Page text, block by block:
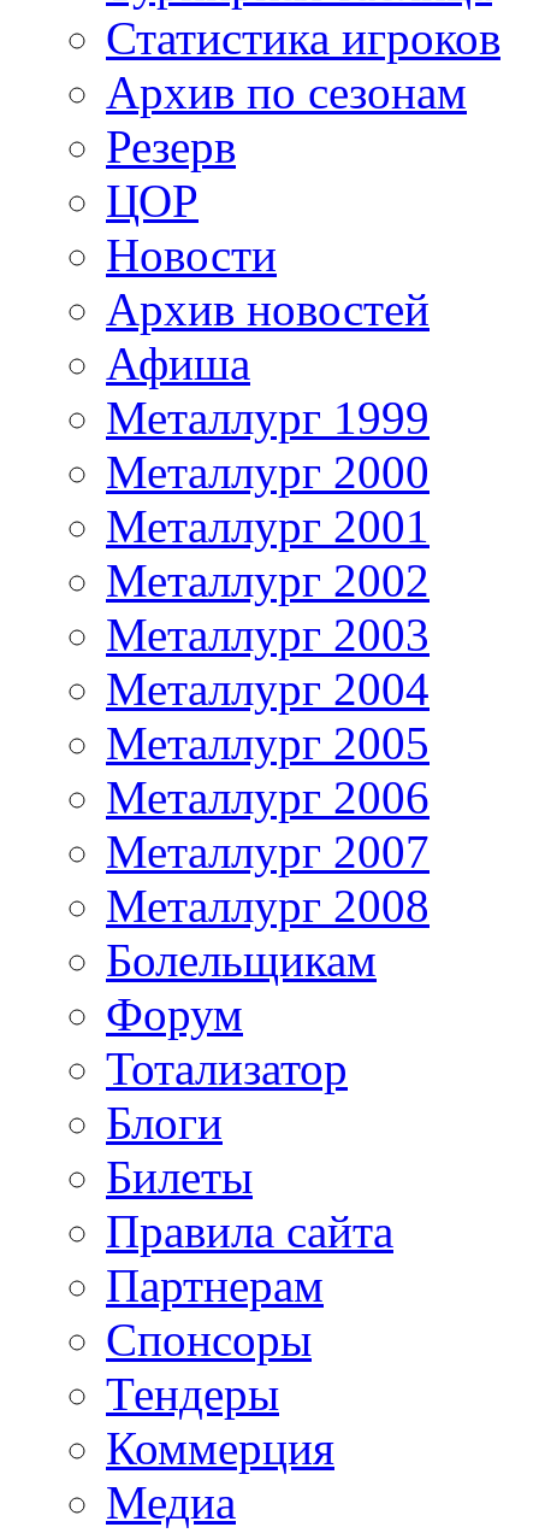
Статистика игроков
Архив по сезонам
Резерв
ЦОР
Новости
Архив новостей
Афиша
Металлург 1999
Металлург 2000
Металлург 2001
Металлург 2002
Металлург 2003
Металлург 2004
Металлург 2005
Металлург 2006
Металлург 2007
Металлург 2008
Болельщикам
Форум
Тотализатор
Блоги
Билеты
Правила сайта
Партнерам
Спонсоры
Тендеры
Коммерция
Медиа